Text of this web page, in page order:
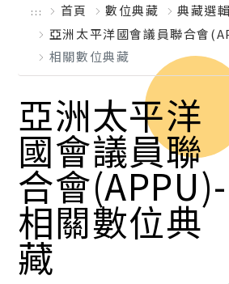
::: 首頁 數位典藏
典藏選輯
亞洲太平洋國會議員聯合會
相關數位典藏
亞洲太平洋
國會議員聯
合會(APPU)-
相關數位典
藏